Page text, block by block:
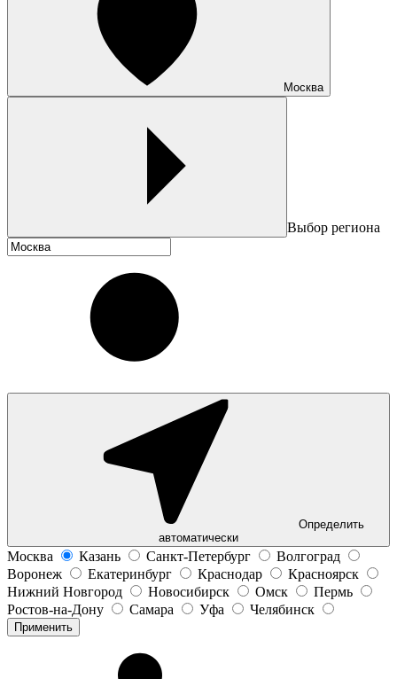
Москва
Выбор региона
Определить
автоматически
Москва Казань Санкт-Петербург
Волгоград
Воронеж
Екатеринбург Краснодар
Красноярск
Нижний Новгород
Новосибирск Омск
Пермь
Ростов-на-Дону
Самара Уфа Челябинск
Применить